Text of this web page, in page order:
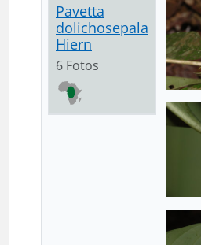
Pavetta
dolichosepala
Hiern
6 Fotos